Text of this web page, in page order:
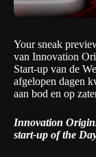
Your sneak
van Innovation
Start-up van de
afgelopen dagen
aan bod en op
Innovation
start-up of the